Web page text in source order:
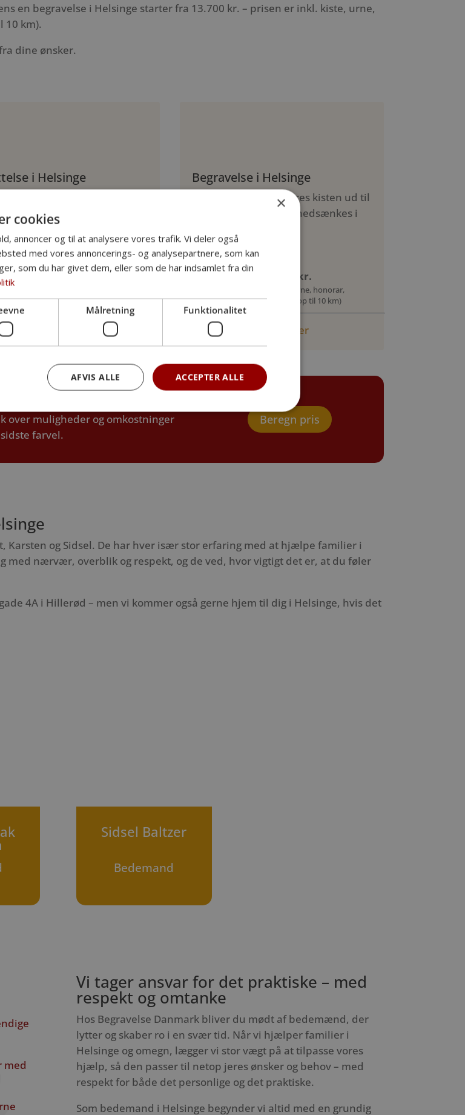
en begravelse i Helsinge starter fra 13.700 kr. – prisen er inkl. kiste, urne,
10 km).
dine ønsker.
i Helsinge
til krematoriet. Urnen
derefter på et gravsted,
spredes til havs.
13.995 kr.
møde, kiste, urne, honorar,
rustvognskørsel (op til 10 km)
om priser her
Begravelse i Helsinge
Efter ceremonien bæres kisten ud til
gravstedet, hvor den nedsænkes i
Grundpakke: 13.700 kr.
Inkl. personligt møde, kiste, urne, honorar,
ilægning og rustvognskørsel (op til 10 km)
Læs mere om priser her
over muligheder og omkostninger
farvel.
Beregn pris
og Sidsel. De har hver især stor erfaring med at hjælpe familier i
med nærvær, overblik og respekt, og de ved, hvor vigtigt det er, at du føler
4A i Hillerød – men vi kommer også gerne hjem til dig i Helsinge, hvis det
Sidsel Baltzer
Bedemand
med
Vi tager ansvar for det praktiske – med
respekt og omtanke
Hos Begravelse Danmark bliver du mødt af bedemænd, der
lytter og skaber ro i en svær tid. Når vi hjælper familier i
Helsinge og omegn, lægger vi stor vægt på at tilpasse vores
hjælp, så den passer til netop jeres ønsker og behov – med
respekt for både det personlige og det praktiske.
Som bedemand i Helsinge begynder vi altid med en grundig
×
cookies
annoncer og til at analysere vores trafik. Vi deler også
med vores annoncerings- og analysepartnere, som kan
som du har givet dem, eller som de har indsamlet fra din
Målretning Funktionalitet
ACCEPTER ALLE
AFVIS ALLE